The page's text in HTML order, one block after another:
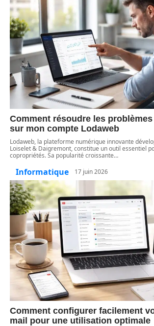
Comment résoudre les
sur mon compte Lodaweb
Lodaweb, la plateforme numérique innovante
Loiselet & Daigremont, constitue un outil essentiel
copropriétés. Sa popularité croissante…
Informatique 17 juin 2026
Comment configurer facilement
mail pour une utilisation optimale